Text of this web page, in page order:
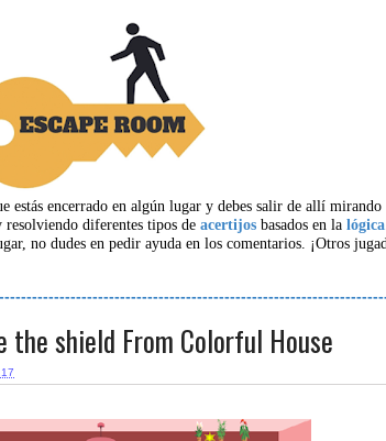
estás encerrado en algún lugar y debes salir de allí mirando
resolviendo diferentes tipos deacertijos basados en lalógica
no dudes en pedir ayuda en los comentarios. ¡Otros
the shield From Colorful House